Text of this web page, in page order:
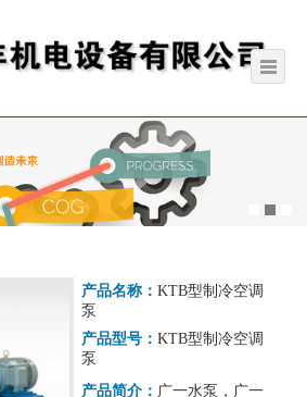
产品名称：KTB型制冷空调
泵
产品型号：KTB型制冷空调
泵
产品简介： 广一水泵，广一